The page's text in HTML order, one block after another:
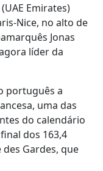
Emirates)
Nice, no alto de
Jonas
líder da
português a
uma das
do calendário
dos 163,4
Gardes, que